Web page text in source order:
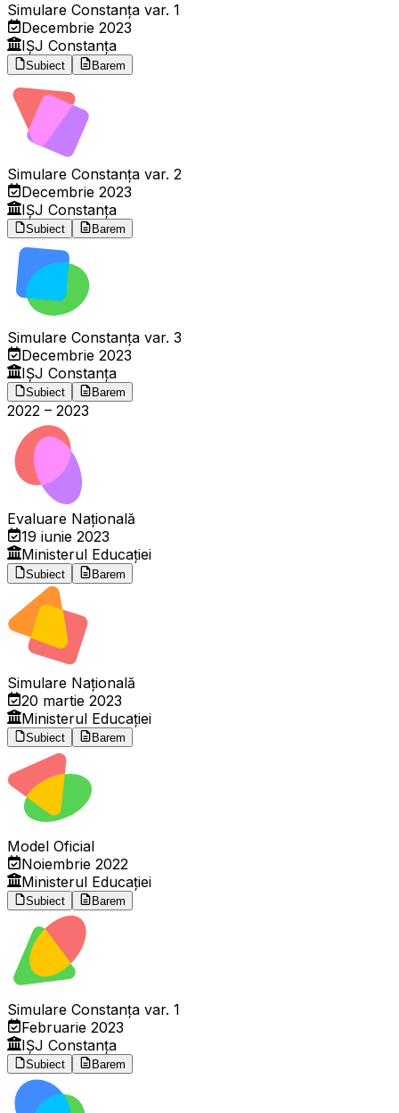
Simulare Constanța var. 1
Decembrie 2023
IȘJ Constanța
Subiect Barem
Simulare Constanța var. 2
Decembrie 2023
IȘJ Constanța
Subiect Barem
Simulare Constanța var. 3
Decembrie 2023
IȘJ Constanța
Subiect Barem
2022 – 2023
Evaluare Națională
19 iunie 2023
Ministerul Educației
Subiect Barem
Simulare Națională
20 martie 2023
Ministerul Educației
Subiect Barem
Model Oficial
Noiembrie 2022
Ministerul Educației
Subiect Barem
Simulare Constanța var. 1
Februarie 2023
IȘJ Constanța
Subiect Barem